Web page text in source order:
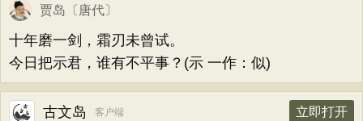
贾岛 〔唐代〕
十年磨一剑，霜刃未曾试。
今日把示君，谁有不平事？(示 一作：似)
古文岛 客户端 立即打开